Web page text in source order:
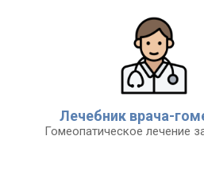
Лечебник врача-
Гомеопатическое лечение